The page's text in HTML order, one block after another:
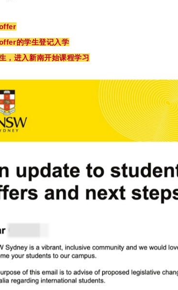
的学生登记入学
，进入新南开始课程学习